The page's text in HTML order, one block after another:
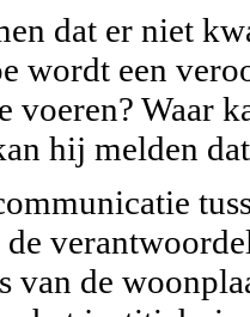
dat er niet
wordt een
voeren? Waar
hij melden
van de